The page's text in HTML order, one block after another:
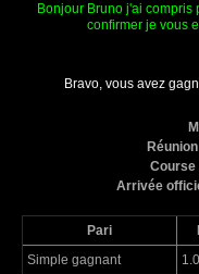
Bonjour Bruno j'ai compris
confirmer je vous
Bravo, vous avez
Course
Arrivée
Pari
Simple gagnant